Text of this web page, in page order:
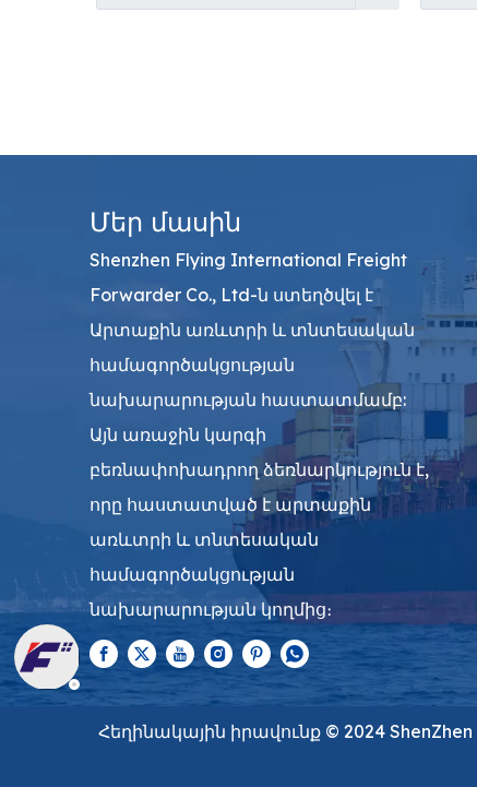
Մեր մասին
Shenzhen Flying International Freight
Forwarder Co., Ltd-ն ստեղծվել է
Արտաքին առևտրի և տնտեսական
համագործակցության
նախարարության հաստատմամբ:
Այն առաջին կարգի
բեռնափոխադրող ձեռնարկություն է,
որը հաստատված է արտաքին
առևտրի և տնտեսական
համագործակցության
նախարարության կողմից։
Հեղինակային իրավունք ©️ 2024